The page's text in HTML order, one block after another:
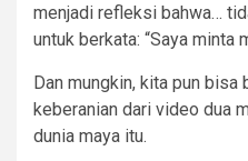
menjadi refleksi bahwa…
untuk berkata: “Saya minta
Dan mungkin, kita pun
keberanian dari video dua
dunia maya itu.